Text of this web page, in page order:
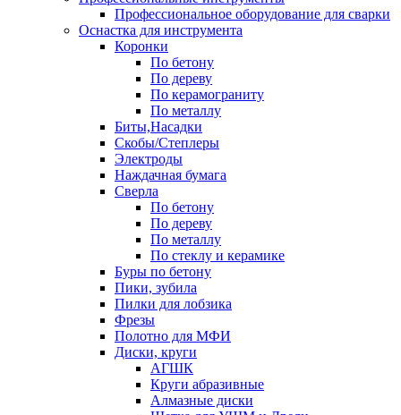
Профессиональное оборудование для сварки
Оснастка для инструмента
Коронки
По бетону
По дереву
По керамограниту
По металлу
Биты,Насадки
Скобы/Степлеры
Электроды
Наждачная бумага
Сверла
По бетону
По дереву
По металлу
По стеклу и керамике
Буры по бетону
Пики, зубила
Пилки для лобзика
Фрезы
Полотно для МФИ
Диски, круги
АГШК
Круги абразивные
Алмазные диски